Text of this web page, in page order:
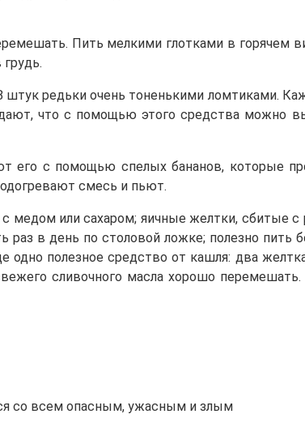
Пить мелкими глотками в горячем
штук редьки очень тоненькими ломтиками.
что с помощью этого средства можно
его с помощью спелых бананов, которые
смесь и пьют.
медом или сахаром; яичные желтки, сбитые
в день по столовой ложке; полезно пить
одно полезное средство от кашля: два
сливочного масла хорошо
со всем опасным, ужасным и злым